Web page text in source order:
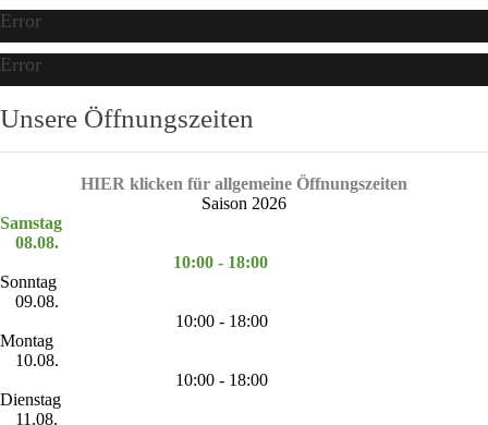
Error
Error
Unsere Öffnungszeiten
HIER klicken für allgemeine Öffnungszeiten
Saison 2026
Samstag
08.08.
10:00 - 18:00
Sonntag
09.08.
10:00 - 18:00
Montag
10.08.
10:00 - 18:00
Dienstag
11.08.